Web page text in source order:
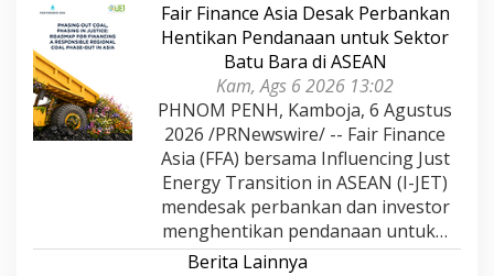
Fair Finance Asia Desak Perbankan
Hentikan Pendanaan untuk Sektor
Batu Bara di ASEAN
Kam, Ags 6 2026 13:02
PHNOM PENH, Kamboja, 6 Agustus
2026 /PRNewswire/ -- Fair Finance
Asia (FFA) bersama Influencing Just
Energy Transition in ASEAN (I-JET)
mendesak perbankan dan investor
menghentikan pendanaan untuk…
Berita Lainnya